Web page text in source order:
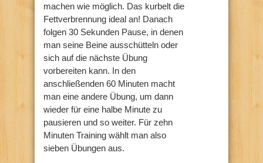
machen wie möglich. Das kurbelt die
Fettverbrennung ideal an! Danach
folgen 30 Sekunden Pause, in denen
man seine Beine ausschütteln oder
sich auf die nächste Übung
vorbereiten kann. In den
anschließenden 60 Minuten macht
man eine andere Übung, um dann
wieder für eine halbe Minute zu
pausieren und so weiter. Für zehn
Minuten Training wählt man also
sieben Übungen aus.